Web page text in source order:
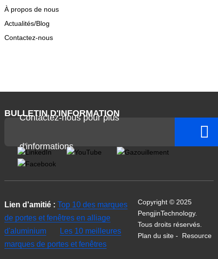
À propos de nous
Actualités/Blog
Contactez-nous
BULLETIN D'INFORMATION
Contactez-nous pour plus
d'informations
Lien d'amitié : Top 10 des marques
de portes et fenêtres en alliage
d'aluminium
Les 10 meilleures
marques de portes et fenêtres
Copyright © 2025
PengjinTechnology.
Tous droits réservés.
Plan du site- Resource